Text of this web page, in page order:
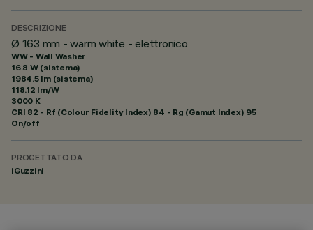
DESCRIZIONE
Ø 163 mm - warm white - elettronico
WW - Wall Washer
16.8 W (sistema)
1984.5 lm (sistema)
118.12 lm/W
3000 K
CRI 82 - Rf (Colour Fidelity Index) 84 - Rg (Gamut Index) 95
On/off
PROGETTATO DA
iGuzzini